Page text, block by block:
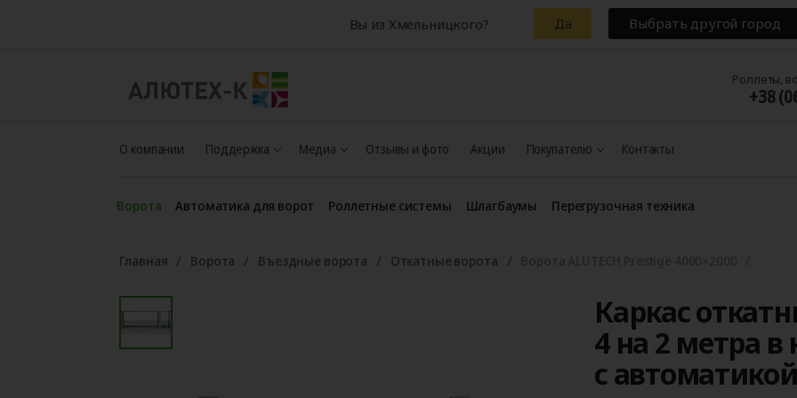
Роллеты,
+38
О компании Поддержка Медиа Отзывы и фото Акции Покупателю Контакты
Ворота Автоматика для ворот Роллетные системы Шлагбаумы Перегрузочная техника
Главная Ворота Въездные ворота Откатные ворота
Каркас
4 на 2 метра
с
Вы из Хмельницкого? Да Выбрать другой город